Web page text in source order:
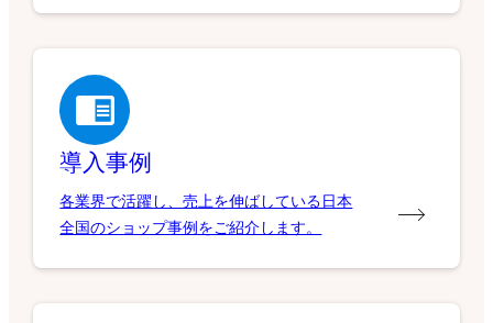
導入事例
各業界で活躍し、売上を伸ばしている日本
全国のショップ事例をご紹介します。